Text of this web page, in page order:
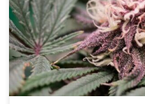
zakończyła. Kwiaty konopi muszą
suszenia i utwardzania, aby
końcowego. Prawidłowe suszenie
zapach i smak pąków, a efekty są